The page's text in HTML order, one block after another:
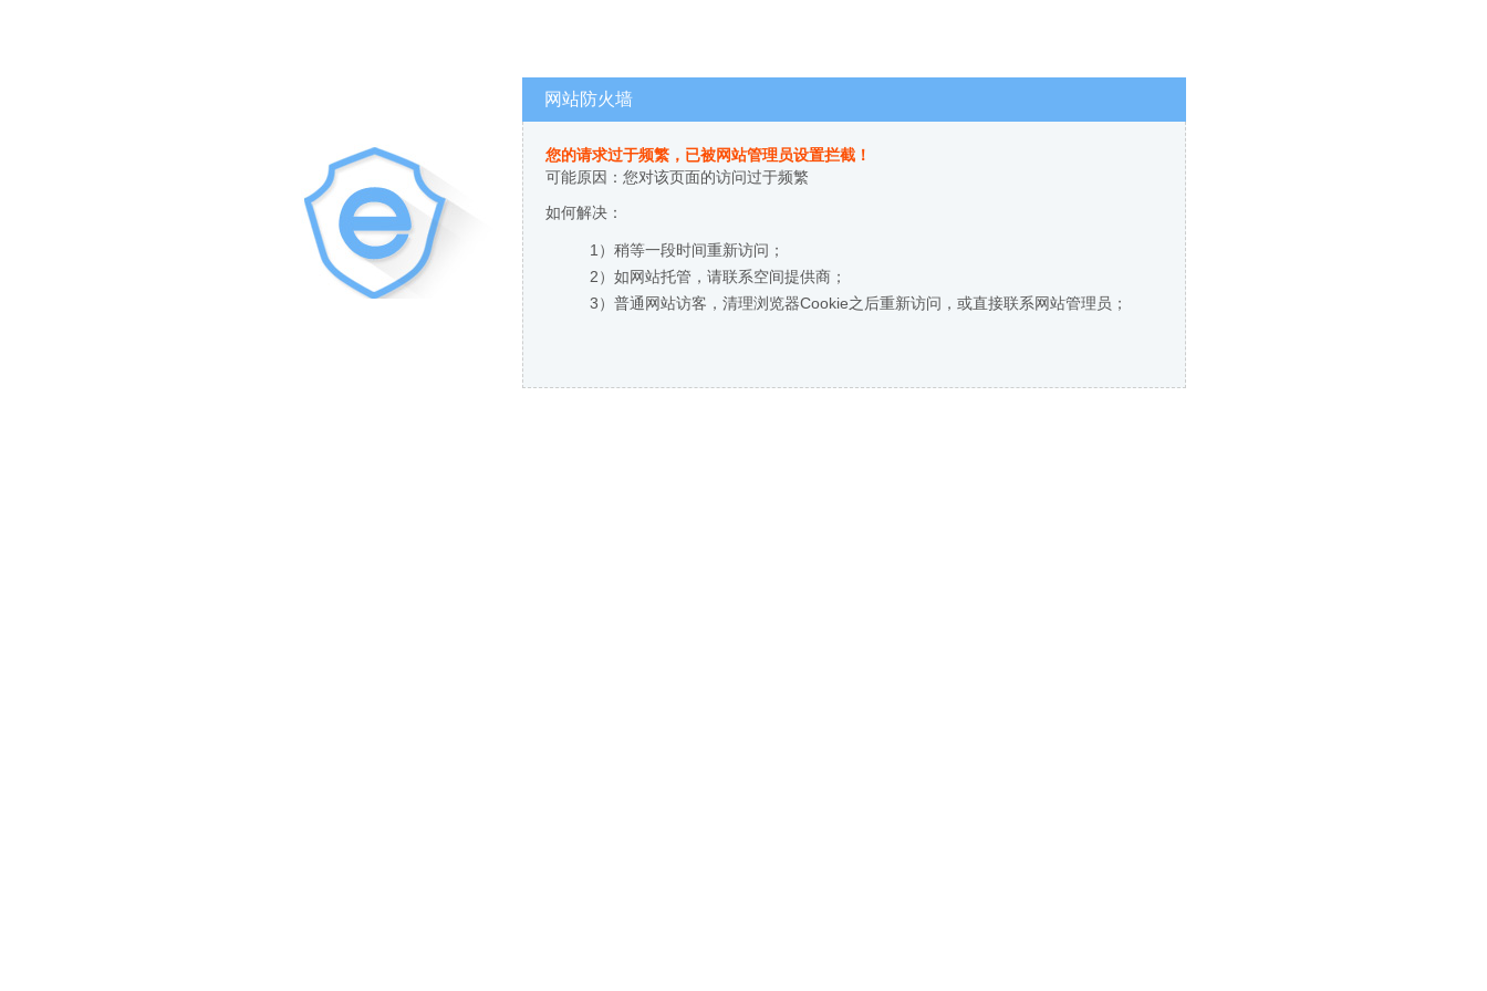
网站防火墙
您的请求过于频繁，已被网站管理员设置拦截！
可能原因：您对该页面的访问过于频繁
如何解决：
1）稍等一段时间重新访问；
2）如网站托管，请联系空间提供商；
3）普通网站访客，清理浏览器Cookie之后重新访问，或直接联系网站管理员；